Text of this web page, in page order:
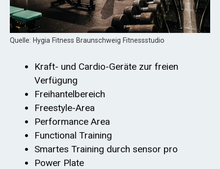
Quelle: Hygia Fitness Braunschweig Fitnessstudio
Kraft- und Cardio-Geräte zur freien
Verfügung
Freihantelbereich
Freestyle-Area
Performance Area
Functional Training
Smartes Training durch sensor pro
Power Plate